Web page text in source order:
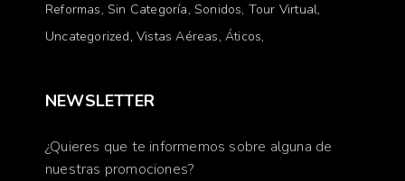
Reformas Sin Categoría Sonidos Tour Virtual
Uncategorized Vistas Aéreas Áticos
NEWSLETTER
¿Quieres que te informemos sobre alguna de
nuestras promociones?